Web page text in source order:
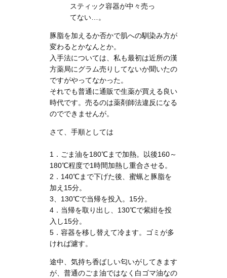
スティック容器が中々売っ
てない…。
豚脂を加えるか否かで肌への馴染み方が
変わるとかなんとか。
入手法については、私も最初は近所の漢
方薬局にグラム売りしてないか聞いたの
ですがやってなかった。
それでも普通に通販で生薬が買える良い
時代です。売るのは薬剤師法違反になる
のでできませんが。
さて、手順としては
1．ごま油を180℃まで加熱。以後160～
180℃程度で1時間加熱し重合させる。
2．140℃まで下げた後、蜜蝋と豚脂を
加え15分。
3、130℃で当帰を投入。15分。
4．当帰を取り出し、130℃で紫紺を投
入し15分。
5．容器を移し替えて冷ます。ゴミが多
ければ濾す。
途中、気持ち香ばしい匂いがしてきます
が、普通のごま油ではなく白ゴマ油なの